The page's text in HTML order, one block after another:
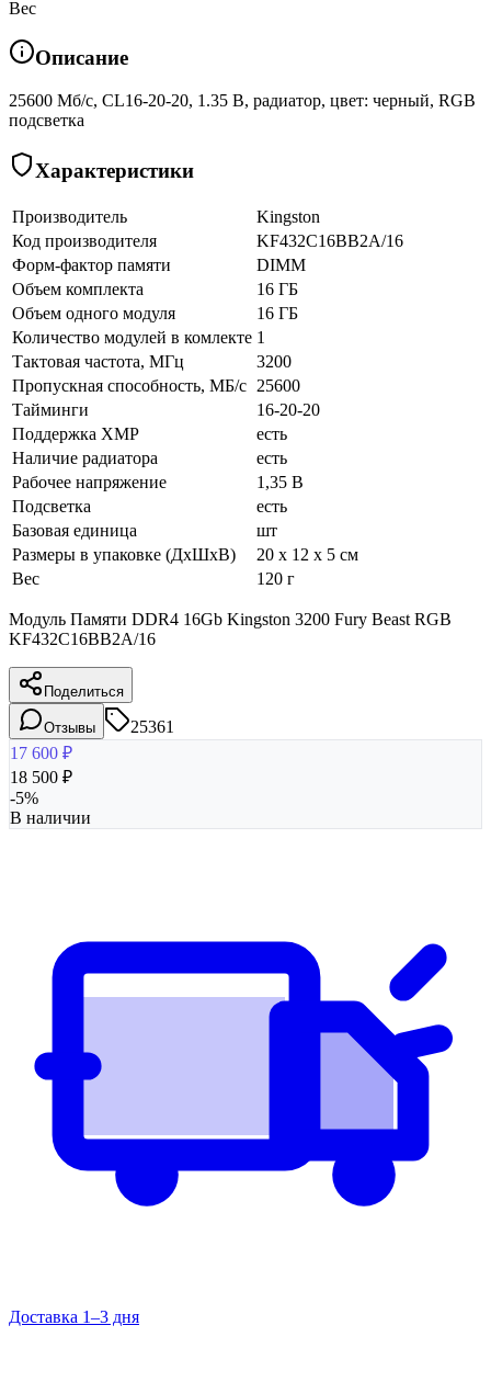
Вес
Описание
25600 Мб/с, CL16-20-20, 1.35 В, радиатор, цвет: черный, RGB
подсветка
Характеристики
Производитель
Kingston
Код производителя
KF432C16BB2A/16
Форм-фактор памяти
DIMM
Объем комплекта
16 ГБ
Объем одного модуля
16 ГБ
Количество модулей в комлекте 1
Тактовая частота, МГц
3200
Пропускная способность, МБ/с 25600
Тайминги
16-20-20
Поддержка XMP
есть
Наличие радиатора
есть
Рабочее напряжение
1,35 В
Подсветка
есть
Базовая единица
шт
Размеры в упаковке (ДхШхВ)
20 x 12 x 5 см
Вес
120 г
Модуль Памяти DDR4 16Gb Kingston 3200 Fury Beast RGB
KF432C16BB2A/16
Поделиться
Отзывы
25361
17 600 ₽
18 500 ₽
-5%
В наличии
Доставка 1–3 дня